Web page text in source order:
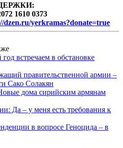
1610 0373
dzen.ru/yerkramas?donate=true
встречаем в обстановке
правительственной армии –
Сако Солакян
дома сирийским армянам
Да – у меня есть требования к
в вопросе Геноцида – в